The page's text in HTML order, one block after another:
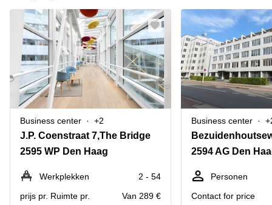
Business center +2
J.P. Coenstraat 7,The Bridge
2595 WP Den Haag
Werkplekken
2 - 54
prijs pr. Ruimte pr.
Van 289 €
Business center
2594 AG Den
Personen
Contact for price